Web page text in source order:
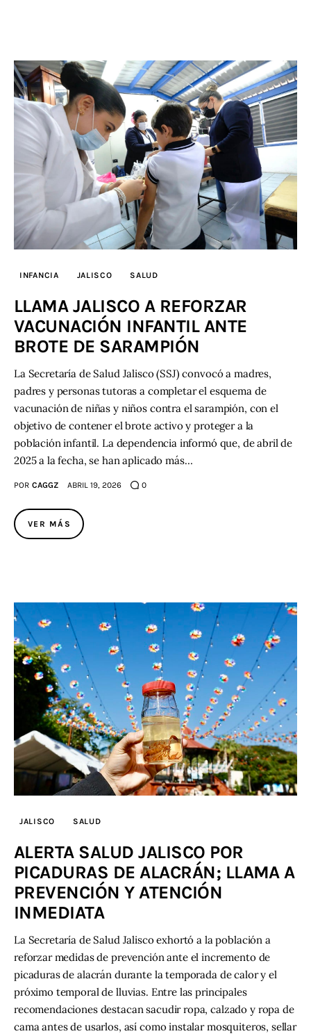
INFANCIA JALISCO SALUD
LLAMA JALISCO A REFORZAR
VACUNACIÓN INFANTIL ANTE
BROTE DE SARAMPIÓN
La Secretaría de Salud Jalisco (SSJ) convocó a madres,
padres y personas tutoras a completar el esquema de
vacunación de niñas y niños contra el sarampión, con el
objetivo de contener el brote activo y proteger a la
población infantil. La dependencia informó que, de abril de
2025 a la fecha, se han aplicado más…
POR CAGGZ ABRIL 19, 2026 0
VER MÁS
JALISCO SALUD
ALERTA SALUD JALISCO POR
PICADURAS DE ALACRÁN; LLAMA A
PREVENCIÓN Y ATENCIÓN
INMEDIATA
La Secretaría de Salud Jalisco exhortó a la población a
reforzar medidas de prevención ante el incremento de
picaduras de alacrán durante la temporada de calor y el
próximo temporal de lluvias. Entre las principales
recomendaciones destacan sacudir ropa, calzado y ropa de
cama antes de usarlos, así como instalar mosquiteros, sellar